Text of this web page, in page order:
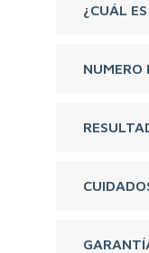
¿CUÁL
NUMERO